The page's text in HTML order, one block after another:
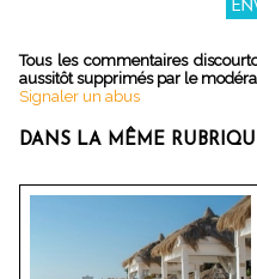
Tous les commentaires
aussitôt supprimés par le
Signaler un abus
DANS LA MÊME